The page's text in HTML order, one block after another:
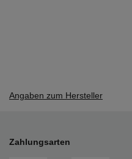
Angaben zum Hersteller
Zahlungsarten